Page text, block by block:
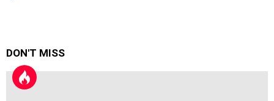
DON'T MISS